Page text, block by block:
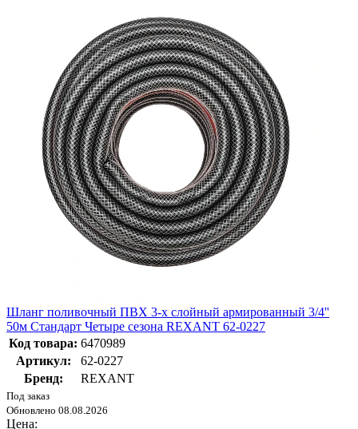
Шланг поливочный ПВХ 3-х слойный армированный 3/4''
50м Стандарт Четыре сезона REXANT 62-0227
Код товара: 6470989
Артикул:
62-0227
Бренд:
REXANT
Под заказ
Обновлено 08.08.2026
Цена: